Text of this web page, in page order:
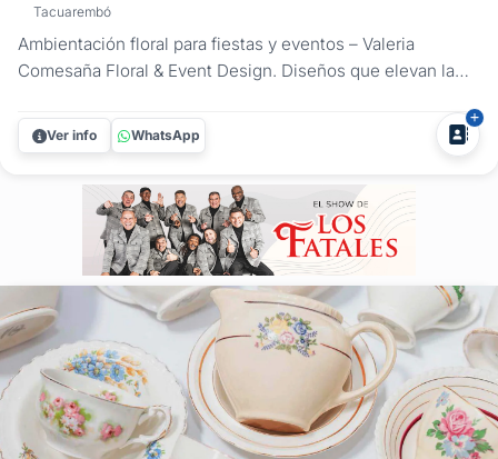
Tacuarembó
Ambientación floral para fiestas y eventos – Valeria
Comesaña Floral & Event Design. Diseños que elevan la
aniversarios hasta eventos empresariales y familiares.
Trabajo en la ambientación floral integral de todo tipo de
Ver info WhatsApp